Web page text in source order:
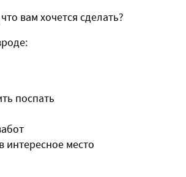
вам хочется сделать?
поспать
интересное место